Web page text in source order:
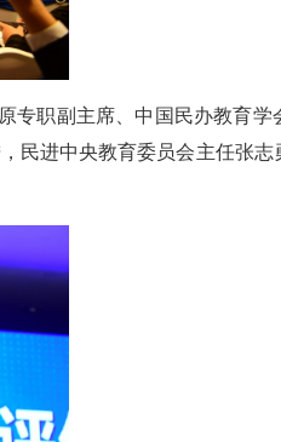
专职副主席、中国民办教育学
民进中央教育委员会主任张志